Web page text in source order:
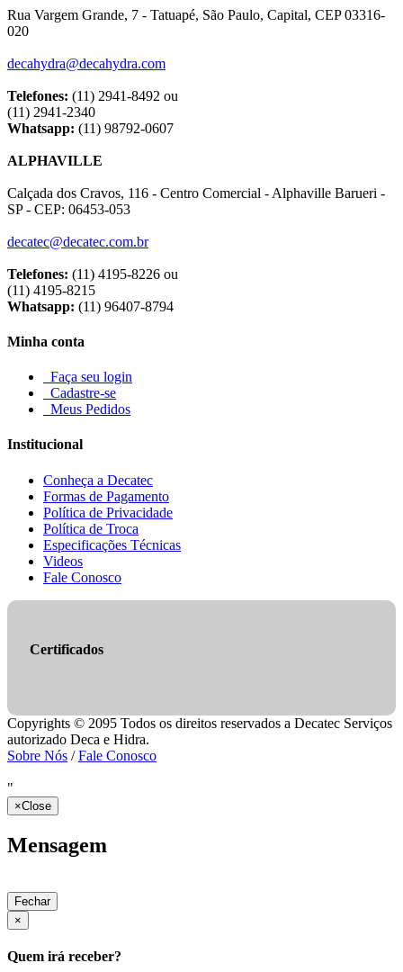
Rua Vargem Grande, 7 - Tatuapé, São Paulo, Capital, CEP 03316-
020
decahydra@decahydra.com
Telefones: (11) 2941-8492 ou
(11) 2941-2340
Whatsapp: (11) 98792-0607
ALPHAVILLE
Calçada dos Cravos, 116 - Centro Comercial - Alphaville Barueri -
SP - CEP: 06453-053
decatec@decatec.com.br
Telefones: (11) 4195-8226 ou
(11) 4195-8215
Whatsapp: (11) 96407-8794
Minha conta
Faça seu login
Cadastre-se
Meus Pedidos
Institucional
Conheça a Decatec
Formas de Pagamento
Política de Privacidade
Política de Troca
Especificações Técnicas
Videos
Fale Conosco
Certificados
Copyrights © 2095 Todos os direitos reservados a Decatec Serviços
autorizado Deca e Hidra.
Sobre Nós /Fale Conosco
"
×Close
Mensagem
Fechar
×
Quem irá receber?